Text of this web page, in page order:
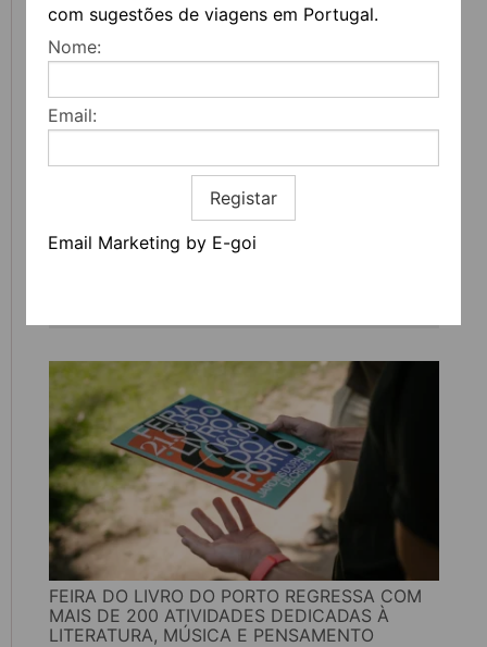
com sugestões de viagens em Portugal.
Nome:
Email:
Registar
Email Marketing by E-goi
CAVES BURMESTER REABREM COM UM NOVO
FEIRA DO LIVRO DO PORTO REGRESSA COM
MAIS DE 200 ATIVIDADES DEDICADAS À
LITERATURA, MÚSICA E PENSAMENTO